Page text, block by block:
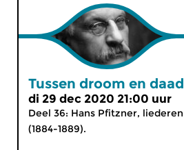
Tussen droom en daad
di 29 dec 2020 21:00 uur
Deel 36: Hans Pfitzner, liederen
(1884-1889).